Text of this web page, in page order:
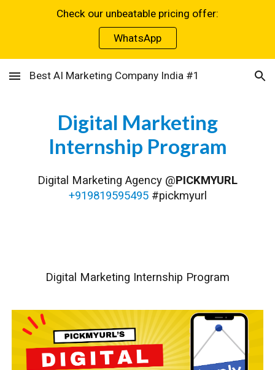
Check our unbeatable pricing offer:
WhatsApp
Best AI Marketing Company India #1
Digital Marketing
Internship Program
Digital Marketing Agency @PICKMYURL
+919819595495#pickmyurl
Digital Marketing Internship Program